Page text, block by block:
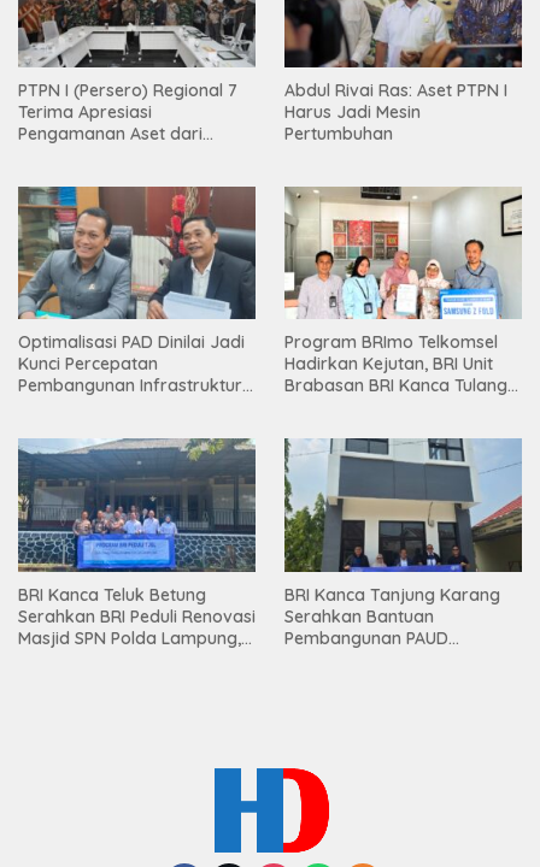
PTPN I (Persero) Regional 7
Terima Apresiasi
Pengamanan Aset dari
Abdul Rivai Ras: Aset PTPN I
Harus Jadi Mesin
Pertumbuhan
Optimalisasi PAD Dinilai Jadi
Kunci Percepatan
Pembangunan Infrastruktur
Program BRImo Telkomsel
Hadirkan Kejutan, BRI Unit
Brabasan BRI Kanca Tulang
Mesuji
BRI Kanca Teluk Betung
Serahkan BRI Peduli Renovasi
Masjid SPN Polda Lampung,
BRI Kanca Tanjung Karang
Serahkan Bantuan
Pembangunan PAUD